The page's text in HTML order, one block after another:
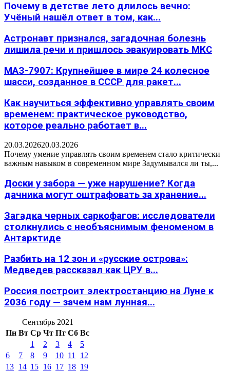
Почему в детстве лето длилось вечно:
Учёный нашёл ответ в том, как...
Астронавт признался, загадочная болезнь
лишила речи и пришлось эвакуировать МКС
МАЗ-7907: Крупнейшее в мире 24 колесное
шасси, созданное в СССР для ракет...
Как научиться эффективно управлять своим
временем: практическое руководство,
которое реально работает в...
20.03.202620.03.2026
Почему умение управлять своим временем стало критически
важным навыком в современном мире Задумывался ли ты,...
Доски у забора — уже нарушение? Когда
дачника могут оштрафовать за хранение...
Загадка черных саркофагов: исследователи
столкнулись с необъяснимым феноменом в
Антарктиде
Разбить на 12 зон и «русские острова»:
Медведев рассказал как ЦРУ в...
Россия построит электростанцию на Луне к
2036 году — зачем нам лунная...
Сентябрь 2021
Пн Вт Ср Чт Пт Сб Вс
1
2 3 4
5
6
7 8 9 10 11
12
13 14 15 16 17 18 19